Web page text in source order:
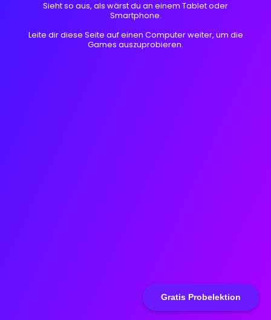
Gratis Probelektion
Sieht so aus, als wärst du an einem Tablet oder
Smartphone.
Leite dir diese Seite auf einen Computer weiter, um die
Games auszuprobieren.